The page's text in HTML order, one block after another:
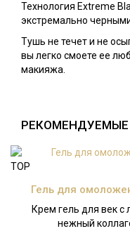
Технология Extreme
экстремально
Тушь не течет и не
вы легко смоете ее
макияжа.
TOP
Гель для
Крем гель для век
нежный